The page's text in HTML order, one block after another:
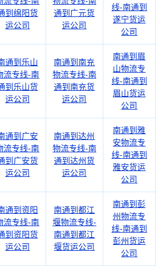
到绵阳货
运公司
通到广元货
运公司
线-南通到
遂宁货运
公司
通到乐山
流专线-南
到乐山货
运公司
南通到南充
物流专线-南
通到南充货
运公司
南通到眉
山物流专
线-南通到
眉山货运
公司
通到广安
流专线-南
到广安货
运公司
南通到达州
物流专线-南
通到达州货
运公司
南通到雅
安物流专
线-南通到
雅安货运
公司
通到资阳
流专线-南
到资阳货
运公司
南通到都江
堰物流专线-
南通到都江
堰货运公司
南通到彭
州物流专
线-南通到
彭州货运
公司